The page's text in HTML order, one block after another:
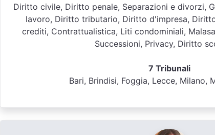
Diritto civile, Diritto penale, Separazioni e divorzi,
lavoro, Diritto tributario, Diritto d'impresa,
crediti, Contrattualistica, Liti condominiali,
Successioni, Privacy, Diritto
7 Tribunali
Bari, Brindisi, Foggia, Lecce, Milano,